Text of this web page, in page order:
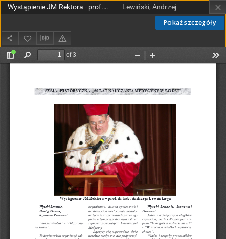
Pokaż szczegóły
Wystąpienie JM Rektora - prof.dr hab. Andrzeja Lewińskiego Lewiński, Andrzej